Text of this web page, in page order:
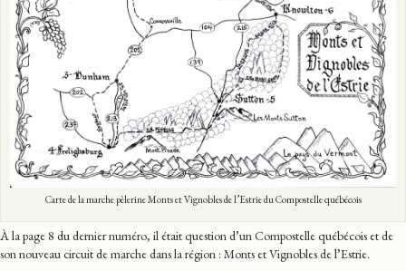
Carte de la marche pèlerine Monts et Vignobles de l’Estrie du Compostelle québécois
À la page 8 du dernier numéro, il était question d’un Compostelle québécois et de
son nouveau circuit de marche dans la région : Monts et Vignobles de l’Estrie.